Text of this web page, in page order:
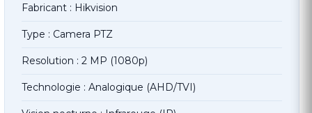
Fabricant : Hikvision
Type : Camera PTZ
Resolution : 2 MP (1080p)
Technologie : Analogique (AHD/TVI)